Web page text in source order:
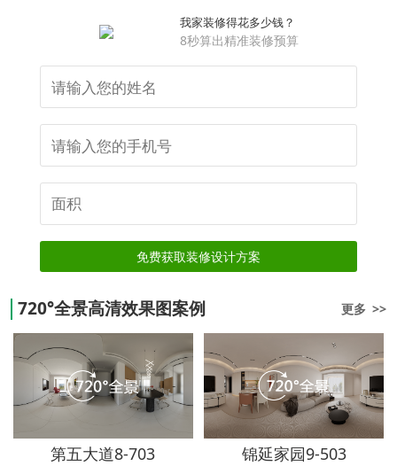
我家装修得花多少钱？
8秒算出精准装修预算
免费获取装修设计方案
720°全景高清效果图案例 更多 >>
第五大道8-703 锦延家园9-503